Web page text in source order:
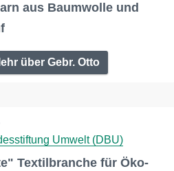
aus Baumwolle und
über Gebr. Otto
Umwelt (DBU)
Textilbranche für Öko-